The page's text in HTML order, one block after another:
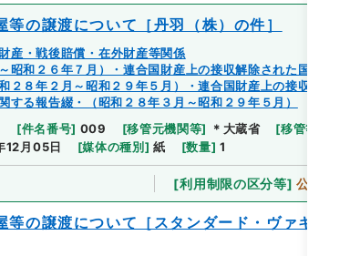
等の譲渡について［丹羽（株）の件］
産・戦後賠償・在外財産等関係
昭和２６年７月）・連合国財産上の接収解除された国有の家
２８年２月～昭和２９年５月）・連合国財産上の接収解除され
する報告綴・（昭和２８年３月～昭和２９年５月）
[件名番号] 009 [移管元機関等] ＊大蔵省 [移管等年度
12月05日 [媒体の種別 ] 紙 [数量] 1
[利用制限の区分等] 公開
等の譲渡について［スタンダード・ヴァキュー